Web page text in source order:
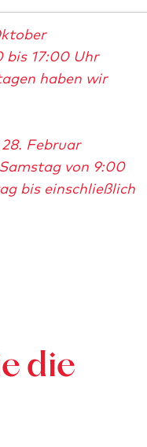
bis 17:00 Uhr
haben wir
Februar
von 9:00
bis einschließlich
die